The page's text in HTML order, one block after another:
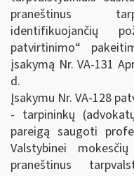
praneštinus
identifikuojančių
patvirtinimo“
įsakymą Nr. VA-131
d.
Įsakymu Nr. VA-128
- tarpininkų
pareigą saugoti
Valstybinei
praneštinus